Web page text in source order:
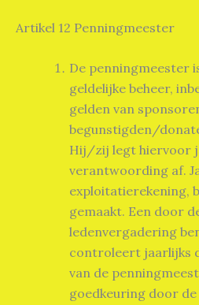
Artikel 12 Penningmeester
De penningmeester
geldelijke beheer,
gelden van
begunstigden/
Hij/zij legt hiervoor
verantwoording af.
exploitatierekening,
gemaakt. Een door
ledenvergadering
controleert jaarlijks
van de
goedkeuring door